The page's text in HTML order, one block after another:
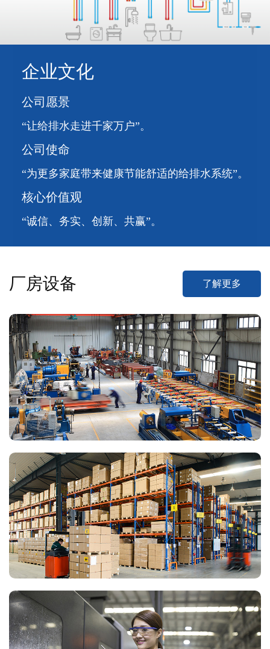
企业文化
公司愿景
“让给排水走进千家万户”。
公司使命
“为更多家庭带来健康节能舒适的给排水系统”。
核心价值观
“诚信、务实、创新、共赢”。
厂房设备 了解更多